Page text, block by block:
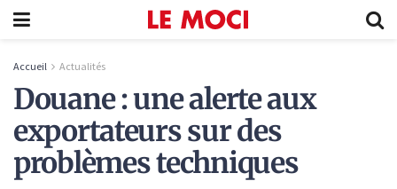
Accueil Actualités
Douane : une alerte aux
exportateurs sur des
problèmes techniques